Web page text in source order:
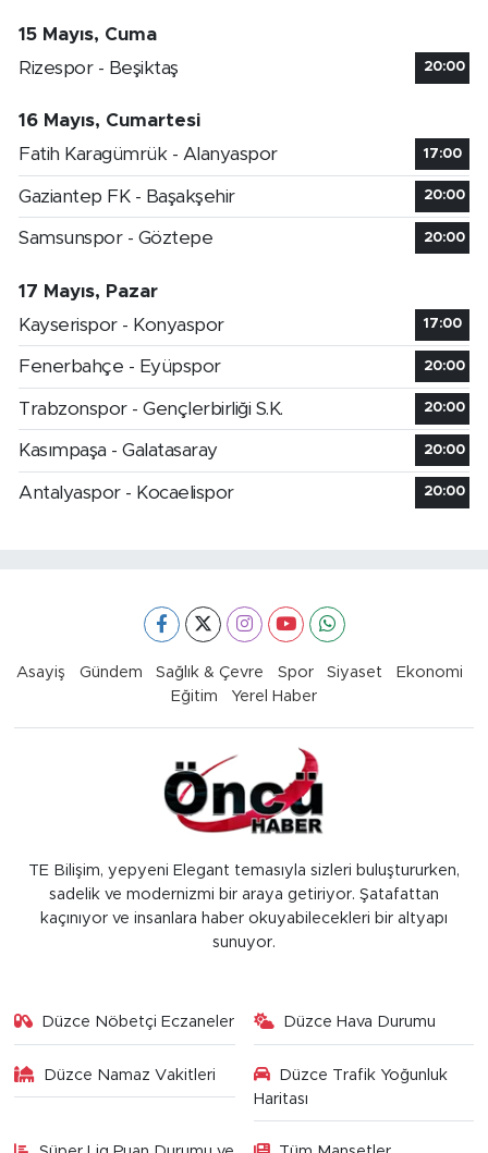
15 Mayıs, Cuma
Rizespor - Beşiktaş
20:00
16 Mayıs, Cumartesi
Fatih Karagümrük - Alanyaspor
17:00
Gaziantep FK - Başakşehir 20:00
Samsunspor - Göztepe 20:00
17 Mayıs, Pazar
Kayserispor - Konyaspor
17:00
Fenerbahçe - Eyüpspor 20:00
Trabzonspor - Gençlerbirliği S.K. 20:00
Kasımpaşa - Galatasaray 20:00
Antalyaspor - Kocaelispor 20:00
Asayiş Gündem Sağlık & Çevre Spor Siyaset
Ekonomi
Eğitim
Yerel Haber
TE Bilişim, yepyeni Elegant temasıyla sizleri buluştururken,
sadelik ve modernizmi bir araya getiriyor. Şatafattan
kaçınıyor ve insanlara haber okuyabilecekleri bir altyapı
sunuyor.
Düzce Nöbetçi Eczaneler Düzce Hava Durumu
Düzce Namaz Vakitleri
Düzce Trafik Yoğunluk
Haritası